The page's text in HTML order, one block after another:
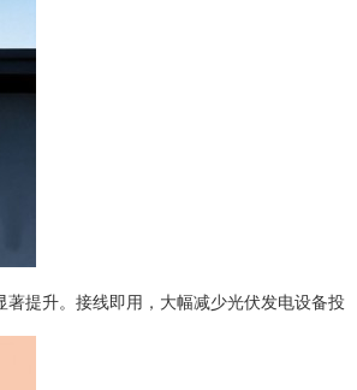
提升。接线即用，大幅减少光伏发电设备投